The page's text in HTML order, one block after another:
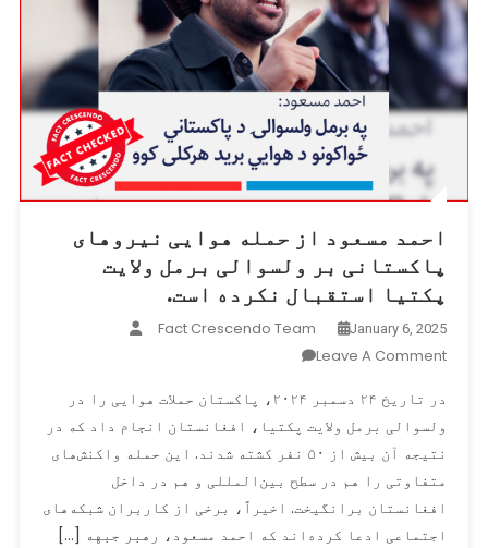
احمد مسعود از حمله هوایی نیروهای
پاکستانی بر ولسوالی برمل ولایت
پکتیا استقبال نکرده است.
January 6, 2025
Fact Crescendo Team
Leave A Comment
مسعود
از
حمله
هوایی
نیروهای
پاکستانی
در تاریخ ۲۴ دسمبر ۲۰۲۴، پاکستان حملات هوایی را در
ولسوالی برمل ولایت پکتیا، افغانستان انجام داد که در
نتیجه آن بیش از ۵۰ نفر کشته شدند. این حمله واکنش‌های
متفاوتی را هم در سطح بین‌المللی و هم در داخل
افغانستان برانگیخت. اخیراً، برخی از کاربران شبکه‌های
اجتماعی ادعا کرده‌اند که احمد مسعود، رهبر جبهه […]